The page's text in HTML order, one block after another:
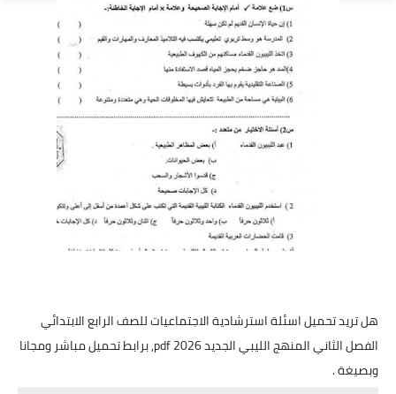
هل تريد تحميل اسئلة استرشادية الاجتماعيات للصف الرابع الابتدائي
الفصل الثاني المنهج الليبي الجديد 2026 pdf, برابط تحميل مباشر ومجانا
وبصيغة .